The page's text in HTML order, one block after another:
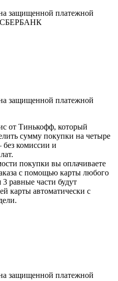
защищенной платежной
СБЕРБАНК
защищенной платежной
от Тинькофф, который
сумму покупки на четыре
комиссии и
покупки вы оплачиваете
с помощью карты любого
равные части будут
карты автоматически с
защищенной платежной